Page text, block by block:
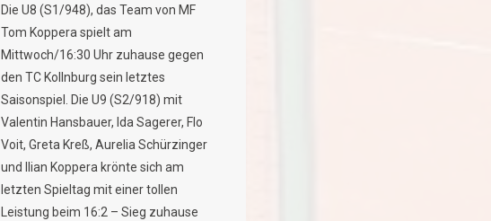
Die U8 (S1/948), das Team von MF
Tom Koppera spielt am
Mittwoch/16:30 Uhr zuhause gegen
den TC Kollnburg sein letztes
Saisonspiel. Die U9 (S2/918) mit
Valentin Hansbauer, Ida Sagerer, Flo
Voit, Greta Kreß, Aurelia Schürzinger
und Ilian Koppera krönte sich am
letzten Spieltag mit einer tollen
Leistung beim 16:2 – Sieg zuhause